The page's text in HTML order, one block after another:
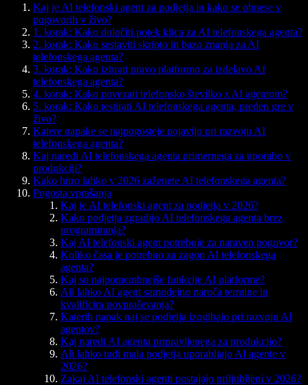
Kaj je AI telefonski agent za podjetja in kako se obnese v
pogovorih v živo?
1. korak: Kako določiti potek klica za AI telefonskega agenta?
2. korak: Kako sestaviti skripto in bazo znanja za AI
telefonskega agenta?
3. korak: Kako izbrati pravo platformo za izdelavo AI
telefonskega agenta?
4. korak: Kako povezati telefonsko številko z AI agentom?
5. korak: Kako testirati AI telefonskega agenta, preden gre v
živo?
Katere napake se najpogosteje pojavijo pri razvoju AI
telefonskega agenta?
Kaj naredi AI telefonskega agenta primernega za uporabo v
produkciji?
Kako hitro lahko v 2026 zaženete AI telefonskega agenta?
Pogosta vprašanja
Kaj je AI telefonski agent za podjetja v 2026?
Kako podjetja zgradijo AI telefonskega agenta brez
programiranja?
Kaj AI telefonski agent potrebuje za naraven pogovor?
Koliko časa je potrebno za zagon AI telefonskega
agenta?
Kaj so najpomembnejše funkcije AI platforme?
Ali lahko AI agent samodejno naroča termine in
kvalificira povpraševanja?
Katerih napak naj se podjetja izogibajo pri razvoju AI
agentov?
Kaj naredi AI agenta pripravljenega za produkcijo?
Ali lahko tudi mala podjetja uporabljajo AI agente v
2026?
Zakaj AI telefonski agenti postajajo priljubljeni v 2026?